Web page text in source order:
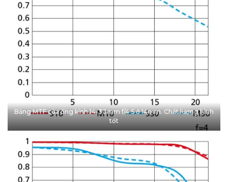
Bảng MTF của ống kính 14-30mm f/4 S ở 14mm. Chất lượng hình
tốt